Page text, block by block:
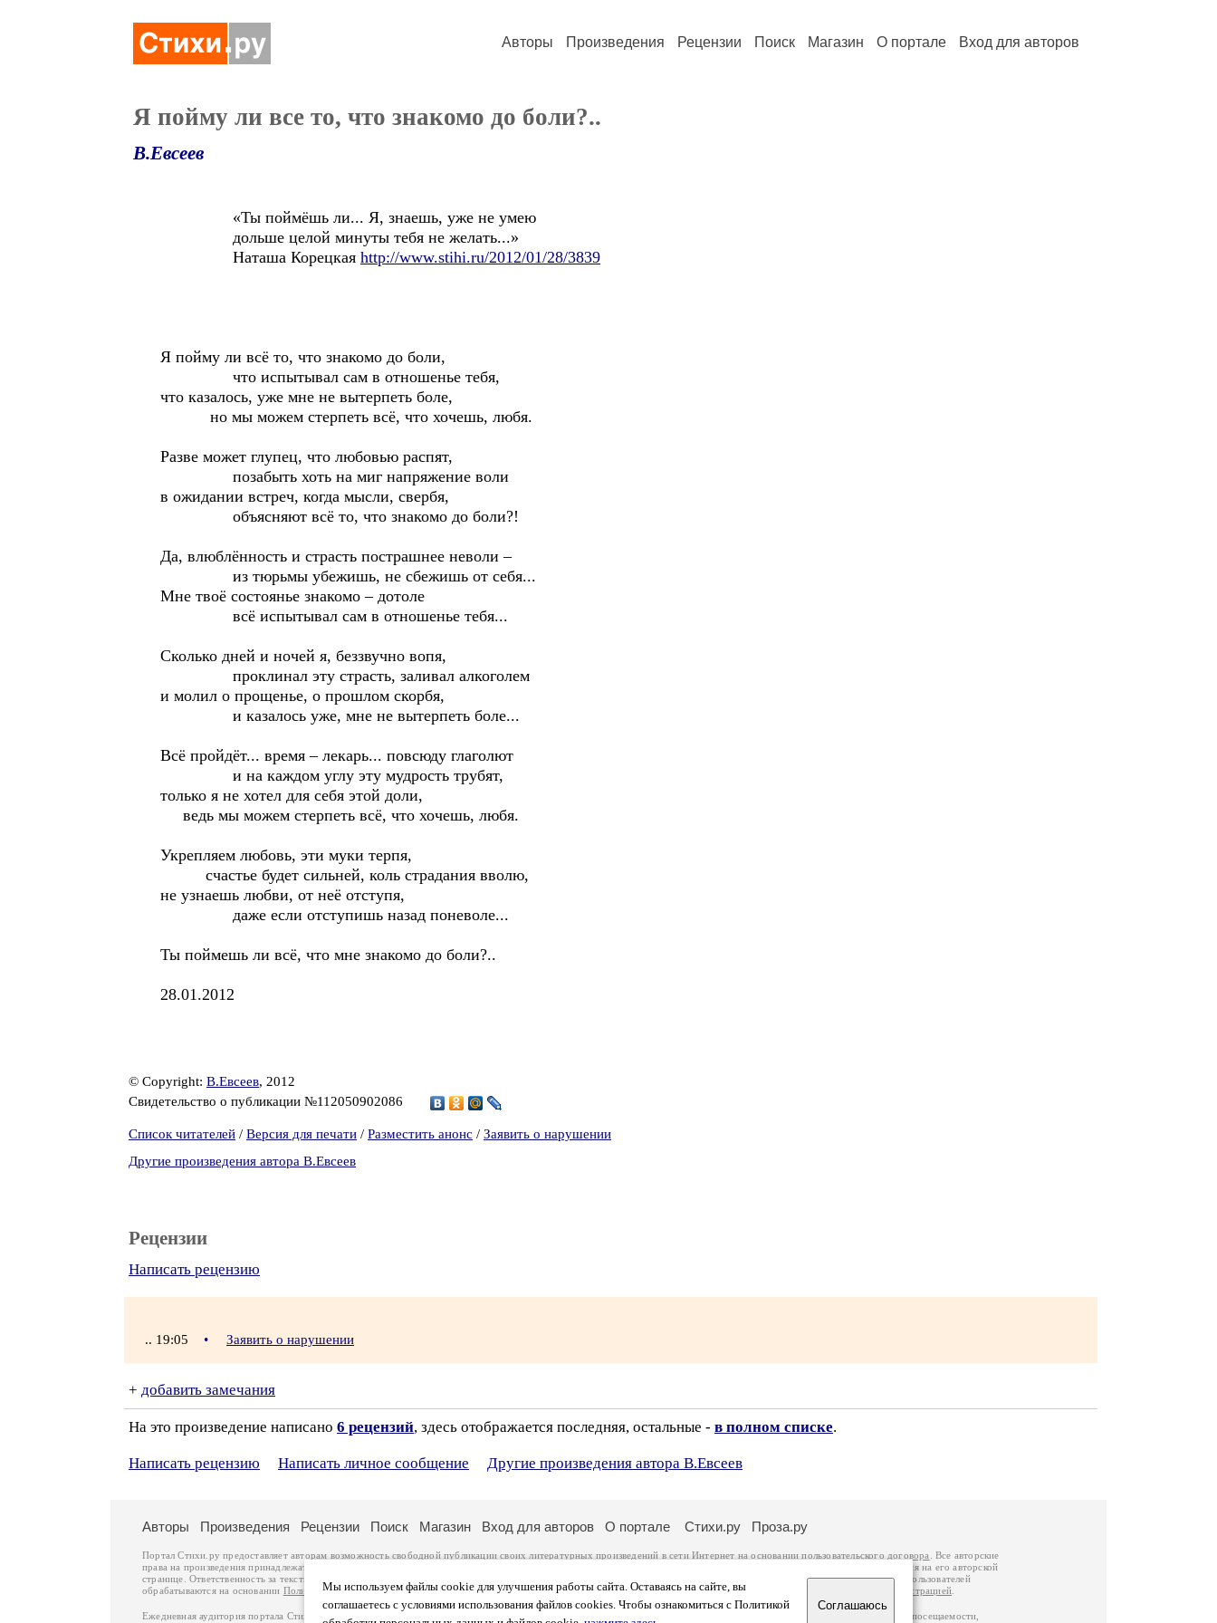
Авторы Произведения Рецензии Поиск Магазин О портале Вход для авторов
Я пойму ли все то, что знакомо до боли?..
В.Евсеев
«Ты поймёшь ли... Я, знаешь, уже не умею
дольше целой минуты тебя не желать...»
Наташа Корецкая http://www.stihi.ru/2012/01/28/3839
Я пойму ли всё то, что знакомо до боли,
что испытывал сам в отношенье тебя,
что казалось, уже мне не вытерпеть боле,
но мы можем стерпеть всё, что хочешь, любя.
Разве может глупец, что любовью распят,
позабыть хоть на миг напряжение воли
в ожидании встреч, когда мысли, свербя,
объясняют всё то, что знакомо до боли?!
Да, влюблённость и страсть пострашнее неволи –
из тюрьмы убежишь, не сбежишь от себя...
Мне твоё состоянье знакомо – дотоле
всё испытывал сам в отношенье тебя...
Сколько дней и ночей я, беззвучно вопя,
проклинал эту страсть, заливал алкоголем
и молил о прощенье, о прошлом скорбя,
и казалось уже, мне не вытерпеть боле...
Всё пройдёт... время – лекарь... повсюду глаголют
и на каждом углу эту мудрость трубят,
только я не хотел для себя этой доли,
ведь мы можем стерпеть всё, что хочешь, любя.
Укрепляем любовь, эти муки терпя,
счастье будет сильней, коль страдания вволю,
не узнаешь любви, от неё отступя,
даже если отступишь назад поневоле...
Ты поймешь ли всё, что мне знакомо до боли?..
28.01.2012
© Copyright: В.Евсеев, 2012
Свидетельство о публикации №112050902086
Список читателей / Версия для печати / Разместить анонс / Заявить о нарушении
Другие произведения автора В.Евсеев
Рецензии
Написать рецензию
.. 19:05 • Заявить о нарушении
+ добавить замечания
На это произведение написано 6 рецензий, здесь отображается последняя, остальные - в полном списке.
Написать рецензию Написать личное сообщение Другие произведения автора В.Евсеев
Мы используем файлы cookie для улучшения работы сайта. Оставаясь на сайте, вы
соглашаетесь с условиями использования файлов cookies. Чтобы ознакомиться с Политикой
Соглашаюсь
Авторы Произведения Рецензии Поиск Магазин Вход для авторов О портале Стихи.ру Проза.ру
Портал Стихи.ру предоставляет авторам возможность свободной публикации своих литературных произведений в сети Интернет на основаниипользовательского договора
. Все авторские
права на произведения принадлежат авторам и охраняются
. Перепечатка произведений возможна только с согласия его автора, к которому вы можете обратиться на его авторской
странице. Ответственность за тексты произведений авторы несут самостоятельно на основании
законодательства Российской Федерации. Данные пользователей
обрабатываются на основании Политики обработки персональных данных. Вы также можете посмотреть более подробнуюинформацию о портале связаться с администрацией
Ежедневная аудитория портала Стихи.ру – порядка 200 тысяч посетителей, которые в общей сумме просматривают более двух миллионов страниц по данным счетчика посещаемости,